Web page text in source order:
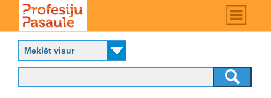
main
content
Main
menu
P
o
f
e